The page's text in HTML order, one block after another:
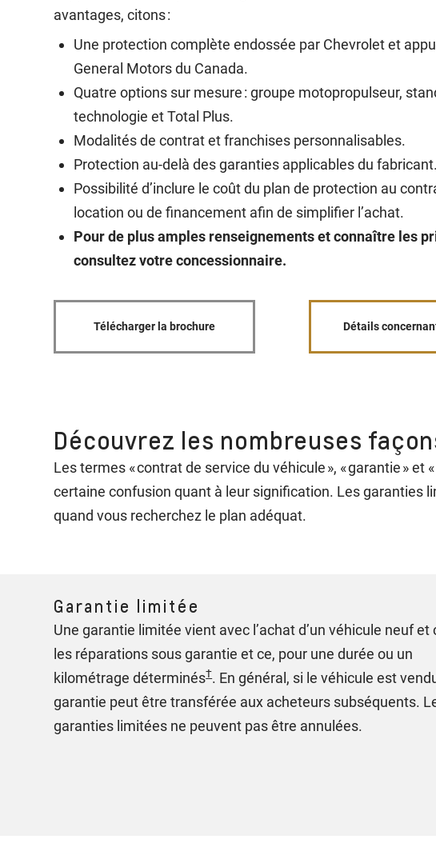
avantages, citons :
Une protection complète endossée par Chevrolet et
General Motors du Canada.
Quatre options sur mesure : groupe motopropulseur,
technologie et Total Plus.
Modalités de contrat et franchises personnalisables.
Protection au-delà des garanties applicables du fabricant.
Possibilité d’inclure le coût du plan de protection au
location ou de financement afin de simplifier l’achat.
Pour de plus amples renseignements et connaître les
consultez votre concessionnaire.
Télécharger la brochure Détails
Découvrez les nombreuses
Les termes « contrat de service du véhicule », « garantie »
certaine confusion quant à leur signification. Les garanties
quand vous recherchez le plan adéquat.
Garantie limitée
Une garantie limitée vient avec l’achat d’un véhicule neuf et
les réparations sous garantie et ce, pour une durée ou un
kilométrage déterminés†. En général, si le véhicule est
garantie peut être transférée aux acheteurs subséquents.
garanties limitées ne peuvent pas être annulées.